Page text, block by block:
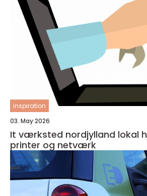
inspiration
03. May 2026
It værksted nordjylland lokal hjælp til pc,
printer og netværk